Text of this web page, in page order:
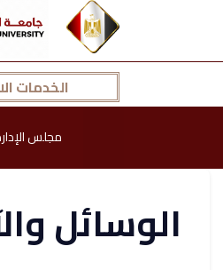
الخدمات
مجلس
الوسائل